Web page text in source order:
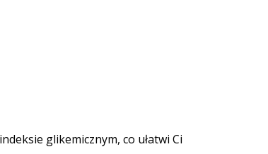
glikemicznym, co ułatwi Ci